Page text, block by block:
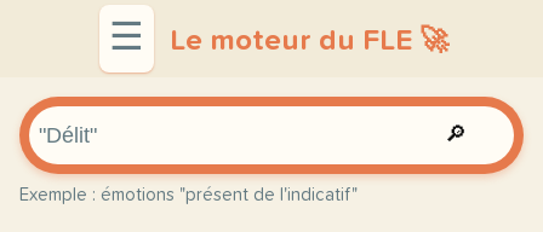
☰ Le moteur du FLE 🚀
🔎
Exemple : émotions "présent de l'indicatif"